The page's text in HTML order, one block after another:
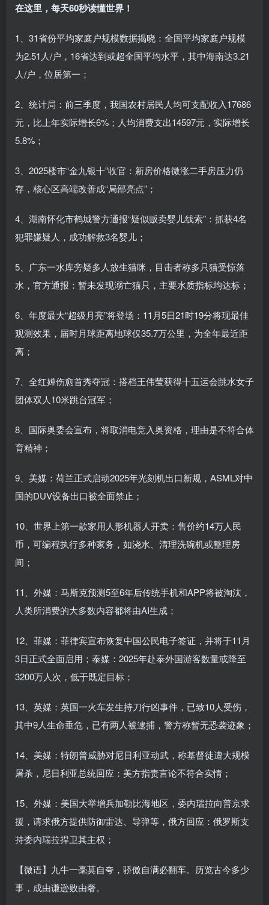
在这里，每天60秒读懂世界！
1、31省份平均家庭户规模数据揭晓：全国平均家庭户规模
为2.51人/户，16省达到或超全国平均水平，其中海南达3.21
人/户，位居第一；
2、统计局：前三季度，我国农村居民人均可支配收入17686
元，比上年实际增长6%；人均消费支出14597元，实际增长
5.8%；
3、2025楼市“金九银十”收官：新房价格微涨二手房压力仍
存，核心区高端改善成“局部亮点”；
4、湖南怀化市鹤城警方通报“疑似贩卖婴儿线索”：抓获4名
犯罪嫌疑人，成功解救3名婴儿；
5、广东一水库旁疑多人放生猫咪，目击者称多只猫受惊落
水，官方通报：暂未发现溺亡猫只，主要水质指标均达标；
6、年度最大“超级月亮”将登场：11月5日21时19分将现最佳
观测效果，届时月球距离地球仅35.7万公里，为全年最近距
离；
7、全红婵伤愈首秀夺冠：搭档王伟莹获得十五运会跳水女子
团体双人10米跳台冠军；
8、国际奥委会宣布，将取消电竞入奥资格，理由是不符合体
育精神；
9、美媒：荷兰正式启动2025年光刻机出口新规，ASML对中
国的DUV设备出口被全面禁止；
10、世界上第一款家用人形机器人开卖：售价约14万人民
币，可编程执行多种家务，如浇水、清理洗碗机或整理房
间；
11、外媒：马斯克预测5至6年后传统手机和APP将被淘汰，
人类所消费的大多数内容都将由AI生成；
12、菲媒：菲律宾宣布恢复中国公民电子签证，并将于11月
3日正式全面启用；泰媒：2025年赴泰外国游客数量或降至
3200万人次，低于既定目标；
13、英媒：英国一火车发生持刀行凶事件，已致10人受伤，
其中9人生命垂危，已有两人被逮捕，警方称暂无恐袭迹象；
14、美媒：特朗普威胁对尼日利亚动武，称基督徒遭大规模
屠杀，尼日利亚总统回应：美方指责言论不符合实情；
15、外媒：美国大举增兵加勒比海地区，委内瑞拉向普京求
援，请求俄方提供防御雷达、导弹等，俄方回应：俄罗斯支
持委内瑞拉捍卫其主权；
【微语】九牛一毫莫自夸，骄傲自满必翻车。历览古今多少
事，成由谦逊败由奢。